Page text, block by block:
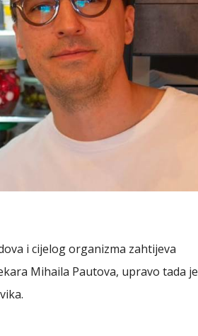
i cijelog organizma zahtijeva
Mihaila Pautova, upravo tada je